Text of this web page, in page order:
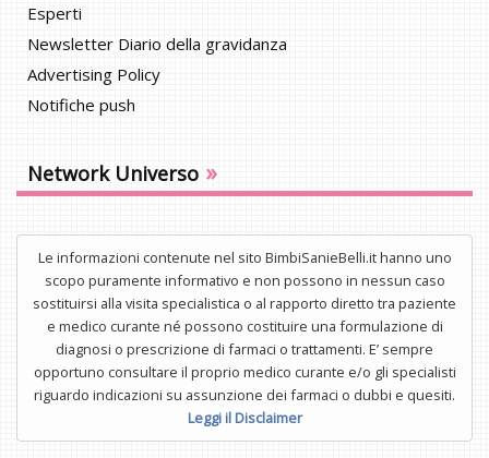
Esperti
Newsletter Diario della gravidanza
Advertising Policy
Notifiche push
Network Universo »
Le informazioni contenute nel sito BimbiSanieBelli.it hanno uno
scopo puramente informativo e non possono in nessun caso
sostituirsi alla visita specialistica o al rapporto diretto tra paziente
e medico curante né possono costituire una formulazione di
diagnosi o prescrizione di farmaci o trattamenti. E’ sempre
opportuno consultare il proprio medico curante e/o gli specialisti
riguardo indicazioni su assunzione dei farmaci o dubbi e quesiti.
Leggi il Disclaimer